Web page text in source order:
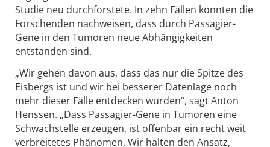
Studie neu durchforstete. In zehn Fällen konnten die
Forschenden nachweisen, dass durch Passagier-
Gene in den Tumoren neue Abhängigkeiten
entstanden sind.
„Wir gehen davon aus, dass das nur die Spitze des
Eisbergs ist und wir bei besserer Datenlage noch
mehr dieser Fälle entdecken würden“, sagt Anton
Henssen. „Dass Passagier-Gene in Tumoren eine
Schwachstelle erzeugen, ist offenbar ein recht weit
verbreitetes Phänomen. Wir halten den Ansatz,